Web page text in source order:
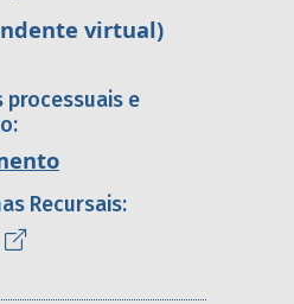
virtual)
processuais e
Recursais: